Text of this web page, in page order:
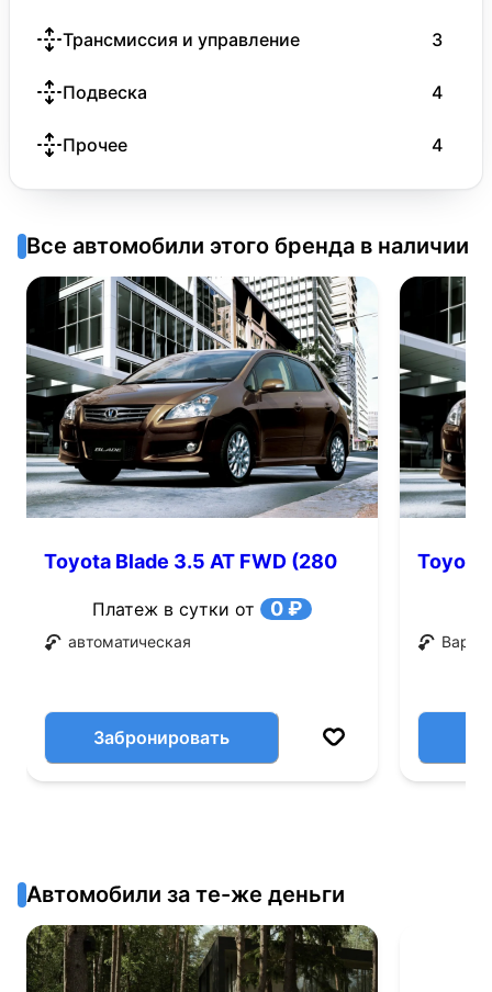
Трансмиссия и управление 3
Подвеска 4
Прочее 4
Все автомобили этого бренда в наличии
Toyota Blade 3.5 AT FWD (280
Платеж в сутки от 0 ₽
автоматическая
Забронировать
Toyota
Автомобили за те-же деньги